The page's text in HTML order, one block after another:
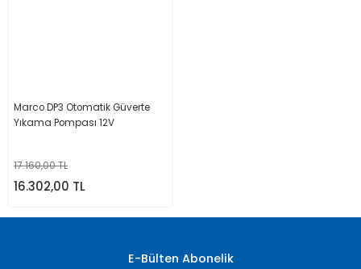
Marco DP3 Otomatik Güverte
Yıkama Pompası 12V
17.160,00 TL
16.302,00 TL
E-Bülten Abonelik